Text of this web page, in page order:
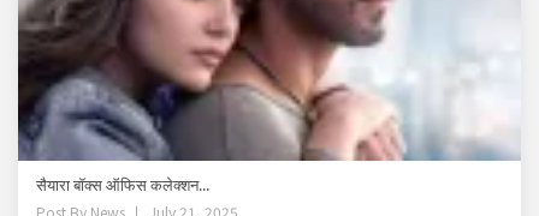
सैयारा बॉक्स ऑफिस कलेक्शन...
Post By News July 21, 2025